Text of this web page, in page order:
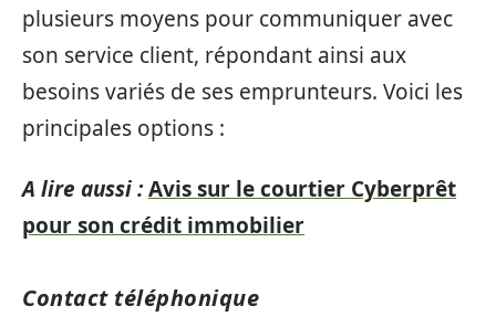
plusieurs moyens pour communiquer avec
son service client, répondant ainsi aux
besoins variés de ses emprunteurs. Voici les
principales options :
A lire aussi :Avis sur le courtier Cyberprêt
pour son crédit immobilier
Contact téléphonique